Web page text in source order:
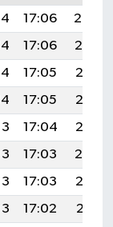
17:06
20:20
17:06
20:19
17:05
20:18
17:05
20:16
17:04
20:15
17:03
20:14
17:03
20:12
17:02
20:11